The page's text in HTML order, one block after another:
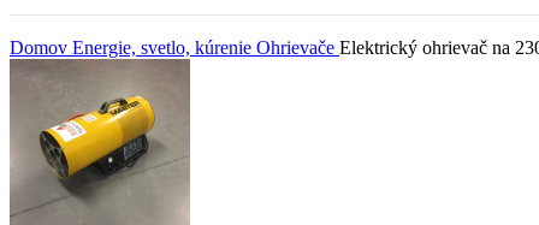
Domov Energie, svetlo, kúrenie Ohrievače Elektrický ohrievač na